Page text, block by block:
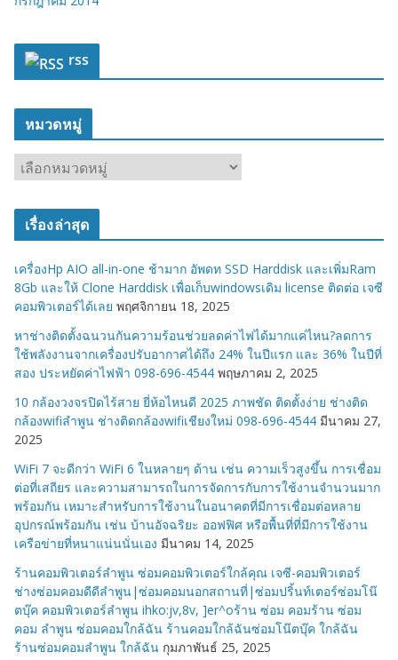
rss
หมวดหมู่
ม
ว
มู่
เรื่องล่าสุด
เครื่องHp AIO all-in-one ช้ามาก อัพดท SSD Harddisk และเพิ่มRam
8Gb และให้ Clone Harddisk เพื่อเก็บwindowsเดิม license ติดต่อ เจซี
คอมพิวเตอร์ได้เลย พฤศจิกายน 18, 2025
หาช่างติดตั้งฉนวนกันความร้อนช่วยลดค่าไฟได้มากแค่ไหน?ลดการ
ใช้พลังงานจากเครื่องปรับอากาศได้ถึง 24% ในปีแรก และ 36% ในปีที่
สอง ประหยัดค่าไฟฟ้า 098-696-4544 พฤษภาคม 2, 2025
10 กล้องวงจรปิดไร้สาย ยี่ห้อไหนดี 2025 ภาพชัด ติดตั้งง่าย ช่างติด
กล้องwifiลำพูน ช่างติดกล้องwifiเชียงใหม่ 098-696-4544 มีนาคม 27,
2025
WiFi 7 จะดีกว่า WiFi 6 ในหลายๆ ด้าน เช่น ความเร็วสูงขึ้น การเชื่อม
ต่อที่เสถียร และความสามารถในการจัดการกับการใช้งานจำนวนมาก
พร้อมกัน เหมาะสำหรับการใช้งานในอนาคตที่มีการเชื่อมต่อหลาย
อุปกรณ์พร้อมกัน เช่น บ้านอัจฉริยะ ออฟฟิศ หรือพื้นที่ที่มีการใช้งาน
เครือข่ายที่หนาแน่นนั่นเอง มีนาคม 14, 2025
ร้านคอมพิวเตอร์ลำพูน ซ่อมคอมพิวเตอร์ใกล้คุณ เจซี-คอมพิวเตอร์
ช่างซ่อมคอมดีดีลำพูน|ซ่อมคอมนอกสถานที่|ซ่อมปริ้นท์เตอร์ซ่อมโน๊
ตบุ๊ค คอมพิวเตอร์ลำพูน ihko:jv,8v, ]er^oร้าน ซ่อม คอมร้าน ซ่อม
คอม ลำพูน ซ่อมคอมใกล้ฉัน ร้านคอมใกล้ฉันซ่อมโน๊ตบุ๊ค ใกล้ฉัน
ร้านซ่อมคอมลำพูน ใกล้ฉัน กุมภาพันธ์ 25, 2025